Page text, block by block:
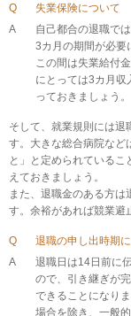
Q
失業保険について
A
自己都合の退職で
3カ月の期間が必要
この間は失業給付
にとっては3カ月収
っておきましょう。
そして、就業規則には退
す。大きな総合病院など
と」と定められている
えておきましょう。
また、退職金のある方は
す。余裕があれば競業避
Q
退職の申し出時期
A
退職日は14日前に
ので、引き継ぎが
できることになり
場合を除き、一般